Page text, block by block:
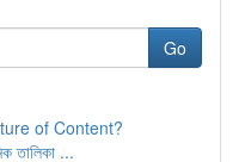
Go
of Content?
তালিকা ...